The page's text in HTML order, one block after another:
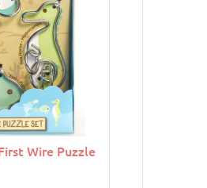
Wire Puzzle